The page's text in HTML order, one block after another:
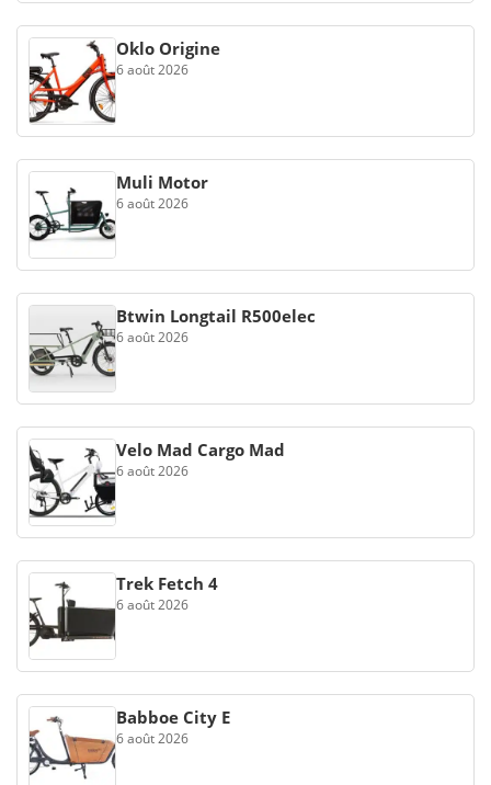
Oklo Origine
6 août 2026
Muli Motor
6 août 2026
Btwin Longtail R500elec
6 août 2026
Velo Mad Cargo Mad
6 août 2026
Trek Fetch 4
6 août 2026
Babboe City E
6 août 2026